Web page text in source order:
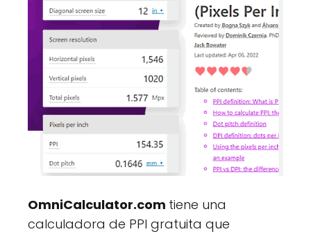
OmniCalculator.com tiene una
calculadora de PPI gratuita que